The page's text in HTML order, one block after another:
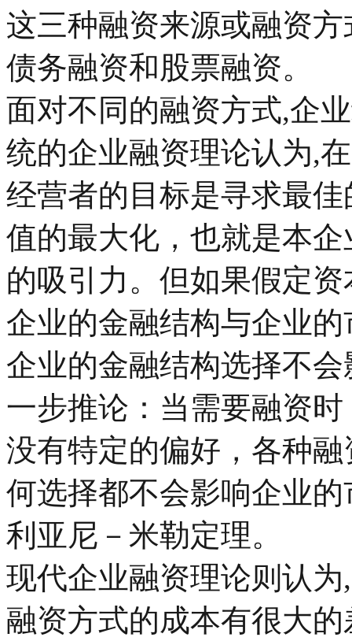
这三种融资来源或融资
债务融资和股票融资。
面对不同的融资方式,企
统的企业融资理论认为,
经营者的目标是寻求最
值的最大化，也就是本
的吸引力。但如果假定
企业的金融结构与企业
企业的金融结构选择不
一步推论：当需要融资
没有特定的偏好，各种
何选择都不会影响企业
利亚尼－米勒定理。
现代企业融资理论则认
融资方式的成本有很大